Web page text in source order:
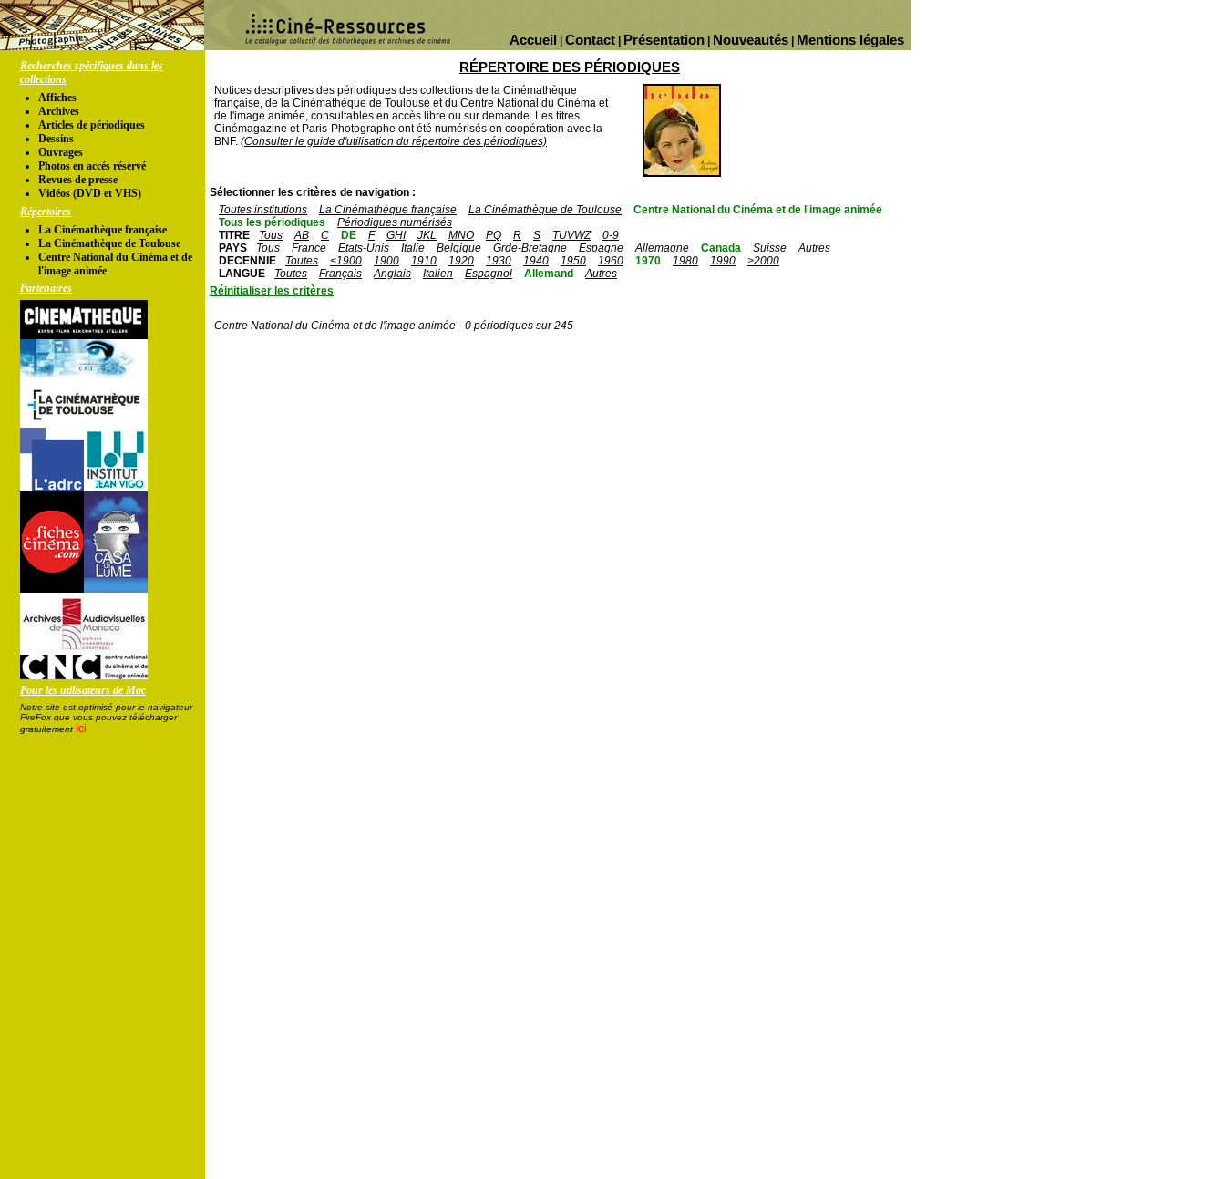
Mentions légales
Nouveautés
Présentation
Contact
Accueil
Recherches spécifiques dans les
collections
Affiches
Archives
Articles de périodiques
Dessins
Ouvrages
Photos en accés réservé
Revues de presse
Vidéos (DVD et VHS)
Répertoires
La Cinémathèque française
La Cinémathèque de Toulouse
Centre National du Cinéma et de
l'image animée
Partenaires
Pour les utilisateurs de Mac
Notre site est optimisé pour le navigateur
FireFox que vous pouvez télécharger
gratuitement ici
RÉPERTOIRE DES PÉRIODIQUES
Notices descriptives des périodiques des collections de la Cinémathèque
française, de la Cinémathèque de Toulouse et du Centre National du Cinéma et
de l'image animée, consultables en accès libre ou sur demande. Les titres
Cinémagazine et Paris-Photographe ont été numérisés en coopération avec la
BNF. (Consulter le guide d'utilisation du répertoire des périodiques)
Sélectionner les critères de navigation :
Toutes institutions
La Cinémathèque française La Cinémathèque de Toulouse
Centre National du Cinéma et de l'image animée
Tous les périodiques
Périodiques numérisés
TITRE
Tous AB C DE F GHI JKL MNO PQ R S TUVWZ
0-9
PAYS
Tous France Etats-Unis Italie Belgique Grde-Bretagne Espagne Allemagne Canada Suisse
Autres
DECENNIE
Toutes <1900 1900 1910 1920 1930 1940 1950 1960 1970 1980 1990
>2000
LANGUE
Toutes Français Anglais Italien Espagnol Allemand
Autres
Réinitialiser les critères
Centre National du Cinéma et de l'image animée - 0 périodiques sur 245